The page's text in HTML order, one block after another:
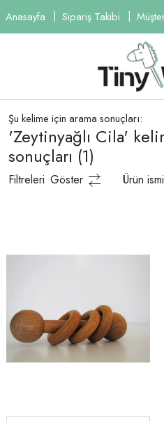
Anasayfa Sipariş Takibi
Şu kelime için arama sonuçları:
'Zeytinyağlı Cila'
sonuçları (1)
Filtreleri Göster Ürün